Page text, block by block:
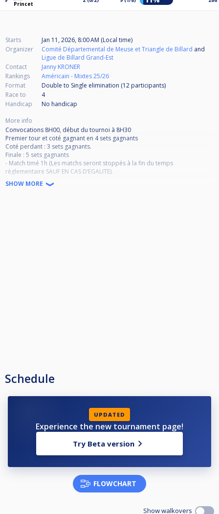
Princet
Starts
Jan 11, 2026, 8:00 AM (Local time)
Organizer
Comité Départemental de Meuse et Triangle de Billard and
Ligue de Billard Grand-Est
Contact
Janny KRONER
Rankings
Américain - Mixtes 25/26
Format
Double to Single elimination (12 participants)
Race to
4
Handicap
No handicap
More info
Convocations 8H00, début du tournoi à 8H30
Premier tour et coté gagnant en 4 sets gagnants
Coté perdant : 3 sets gagnants.
Finale : 5 sets gagnants
- Match timé 1h (Les matchs seront stoppés à la fin du temps
règlementaire SAUF EN CAS D’EGALITE).
- LA TENUE DU JOUEUR DEVRA ETRE CELLE CONFORME AU CODE SPORTIF:
POLO ET LOGO DU CLUB VISIBLE PAR TOUS, PANTALON UNI, CHAUSSURES
SHOW MORE
Schedule
UPDATED
Experience the new tournament page!
Try Beta version
FLOWCHART
Show walkovers